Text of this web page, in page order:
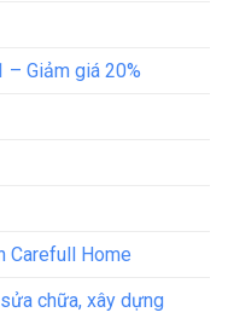
– Giảm giá 20%
Carefull Home
chữa, xây dựng